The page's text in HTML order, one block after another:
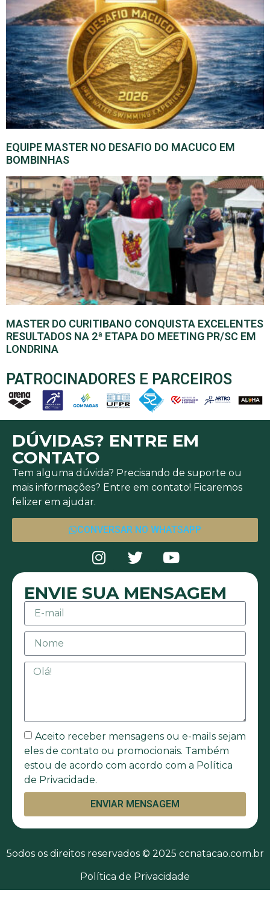
EQUIPE MASTER NO DESAFIO DO MACUCO EM
BOMBINHAS
MASTER DO CURITIBANO CONQUISTA EXCELENTES
RESULTADOS NA 2ª ETAPA DO MEETING PR/SC EM
LONDRINA
PATROCINADORES E PARCEIROS
DÚVIDAS? ENTRE EM
CONTATO
Tem alguma dúvida? Precisando de suporte ou
mais informações? Entre em contato! Ficaremos
felizer em ajudar.
CONVERSAR NO WHATSAPP
ENVIE SUA MENSAGEM
Aceito receber mensagens ou e-mails sejam
eles de contato ou promocionais. Também
estou de acordo com acordo com a Política
de Privacidade.
ENVIAR MENSAGEM
5odos os direitos reservados © 2025 ccnatacao.com.br
Política de Privacidade